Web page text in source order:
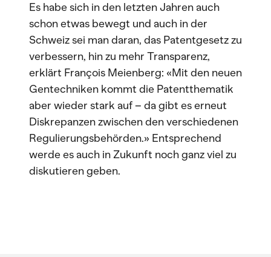
Es habe sich in den letzten Jahren auch
schon etwas bewegt und auch in der
Schweiz sei man daran, das Patentgesetz zu
verbessern, hin zu mehr Transparenz,
erklärt François Meienberg: «Mit den neuen
Gentechniken kommt die Patentthematik
aber wieder stark auf – da gibt es erneut
Diskrepanzen zwischen den verschiedenen
Regulierungsbehörden.» Entsprechend
werde es auch in Zukunft noch ganz viel zu
diskutieren geben.